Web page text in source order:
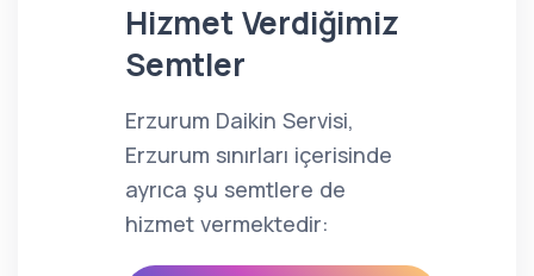
Hizmet Verdiğimiz
Semtler
Erzurum Daikin Servisi,
Erzurum sınırları içerisinde
ayrıca şu semtlere de
hizmet vermektedir: